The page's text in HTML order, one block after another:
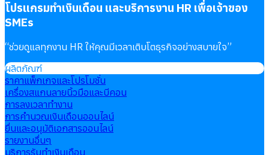
โปรแกรมทำเงินเดือน และบริการงาน HR เพื่อเจ้าของ
SMEs
“ช่วยดูแลทุกงาน HR ให้คุณมีเวลาเติบโตธุรกิจอย่างสบายใจ”
ผลิตภัณฑ์
ราคาแพ็กเกจและโปรโมชั่น
เครื่องสแกนลายนิ้วมือและบีคอน
การลงเวลาทำงาน
การคำนวณเงินเดือนออนไลน์
ยื่นและอนุมัติเอกสารออนไลน์
รายงานอื่นๆ
บริการรับทำเงินเดือน